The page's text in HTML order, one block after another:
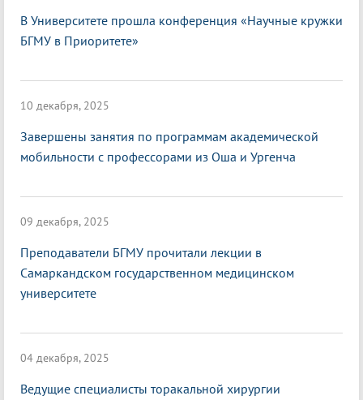
В Университете прошла конференция «Научные кружки
БГМУ в Приоритете»
10 декабря, 2025
Завершены занятия по программам академической
мобильности с профессорами из Оша и Ургенча
09 декабря, 2025
Преподаватели БГМУ прочитали лекции в
Самаркандском государственном медицинском
университете
04 декабря, 2025
Ведущие специалисты торакальной хирургии